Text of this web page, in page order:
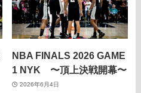
NBA FINALS 2026 GAME
1 NYK 〜頂上決戦開幕〜
2026年6月4日